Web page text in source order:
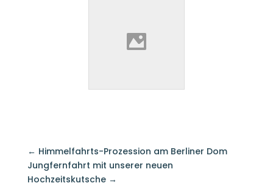
← Himmelfahrts-Prozession am Berliner Dom
Jungfernfahrt mit unserer neuen
Hochzeitskutsche→